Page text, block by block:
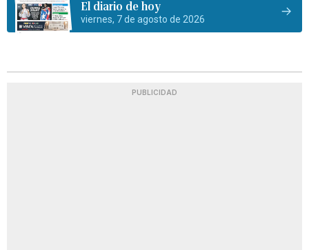
El diario de hoy
viernes, 7 de agosto de 2026
PUBLICIDAD